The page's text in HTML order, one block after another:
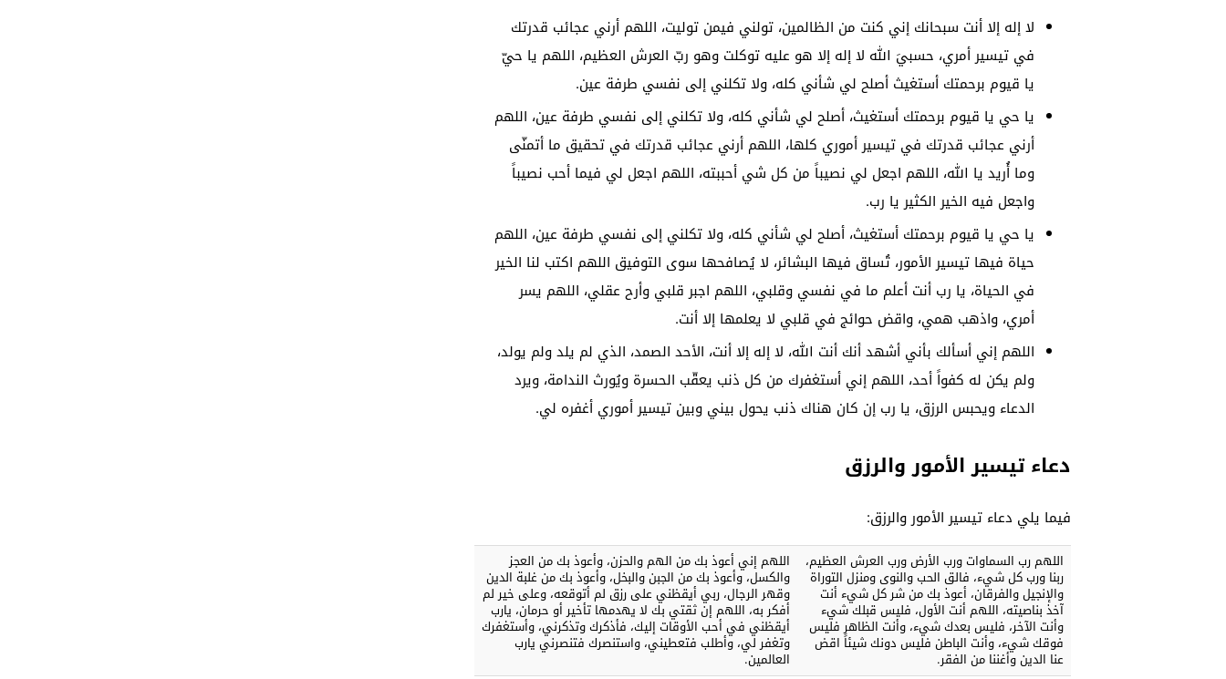
لا إله إلا أنت سبحانك إني كنت من الظالمين، تولني فيمن توليت، اللهم أرني عجائب قدرتك
في تيسير أمري، حسبيَ الله لا إله إلا هو عليه توكلت وهو ربّ العرش العظيم، اللهم يا حيّ
يا قيوم برحمتك أستغيث أصلح لي شأني كله، ولا تكلني إلى نفسي طرفة عين.
يا حي يا قيوم برحمتك أستغيث، أصلح لي شأني كله، ولا تكلني إلى نفسي طرفة عين، اللهم
أرني عجائب قدرتك في تيسير أموري كلها، اللهم أرني عجائب قدرتك في تحقيق ما أتمنّى
وما أُريد يا الله، اللهم اجعل لي نصيباً من كل شي أحببته، اللهم اجعل لي فيما أحب نصيباً
واجعل فيه الخير الكثير يا رب.
يا حي يا قيوم برحمتك أستغيث، أصلح لي شأني كله، ولا تكلني إلى نفسي طرفة عين، اللهم
حياة فيها تيسير الأمور، تُساق فيها البشائر، لا يُصافحها سوى التوفيق اللهم اكتب لنا الخير
في الحياة، يا رب أنت أعلم ما في نفسي وقلبي، اللهم اجبر قلبي وأرح عقلي، اللهم يسر
أمري، واذهب همي، واقض حوائج في قلبي لا يعلمها إلا أنت.
اللهم إني أسألك بأني أشهد أنك أنت الله، لا إله إلا أنت، الأحد الصمد، الذي لم يلد ولم يولد،
ولم يكن له كفواً أحد، اللهم إني أستغفرك من كل ذنب يعقّب الحسرة ويُورث الندامة، ويرد
الدعاء ويحبس الرزق، يا رب إن كان هناك ذنب يحول بيني وبين تيسير أموري أغفره لي.
دعاء تيسير الأمور والرزق
فيما يلي دعاء تيسير الأمور والرزق:
اللهم رب السماوات ورب الأرض ورب العرش العظيم،
ربنا ورب كل شيء، فالق الحب والنوى ومنزل التوراة
والإنجيل والفرقان، أعوذ بك من شر كل شيء أنت
آخذ بناصيته، اللهم أنت الأول، فليس قبلك شيء
وأنت الآخر، فليس بعدك شيء، وأنت الظاهر فليس
فوقك شيء، وأنت الباطن فليس دونك شيئاً اقض
عنا الدين وأغننا من الفقر.
اللهم إني أعوذ بك من الهم والحزن، وأعوذ بك من العجز
والكسل، وأعوذ بك من الجبن والبخل، وأعوذ بك من غلبة الدين
وقهر الرجال، ربي أيقظني على رزق لم أتوقعه، وعلى خير لم
أفكر به، اللهم إن ثقتي بك لا يهدمها تأخير أو حرمان، يارب
أيقظني في أحب الأوقات إليك، فأذكرك وتذكرني، وأستغفرك
وتغفر لي، وأطلب فتعطيني، واستنصرك فتنصرني يارب
العالمين.